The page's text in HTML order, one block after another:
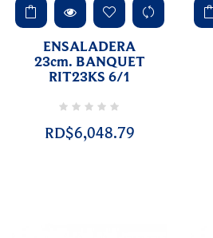
ENSALADERA
23cm. BANQUET
RIT23KS 6/1
RD$6,048.79